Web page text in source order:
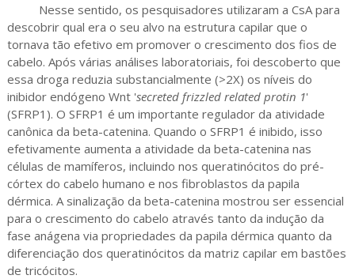
Nesse sentido, os pesquisadores utilizaram a CsA para
descobrir qual era o seu alvo na estrutura capilar que o
tornava tão efetivo em promover o crescimento dos fios de
cabelo. Após várias análises laboratoriais, foi descoberto que
essa droga reduzia substancialmente (>2X) os níveis do
inibidor endógeno Wnt 'secreted frizzled related protin 1'
(SFRP1). O SFRP1 é um importante regulador da atividade
canônica da beta-catenina. Quando o SFRP1 é inibido, isso
efetivamente aumenta a atividade da beta-catenina nas
células de mamíferos, incluindo nos queratinócitos do pré-
córtex do cabelo humano e nos fibroblastos da papila
dérmica. A sinalização da beta-catenina mostrou ser essencial
para o crescimento do cabelo através tanto da indução da
fase anágena via propriedades da papila dérmica quanto da
diferenciação dos queratinócitos da matriz capilar em bastões
de tricócitos.